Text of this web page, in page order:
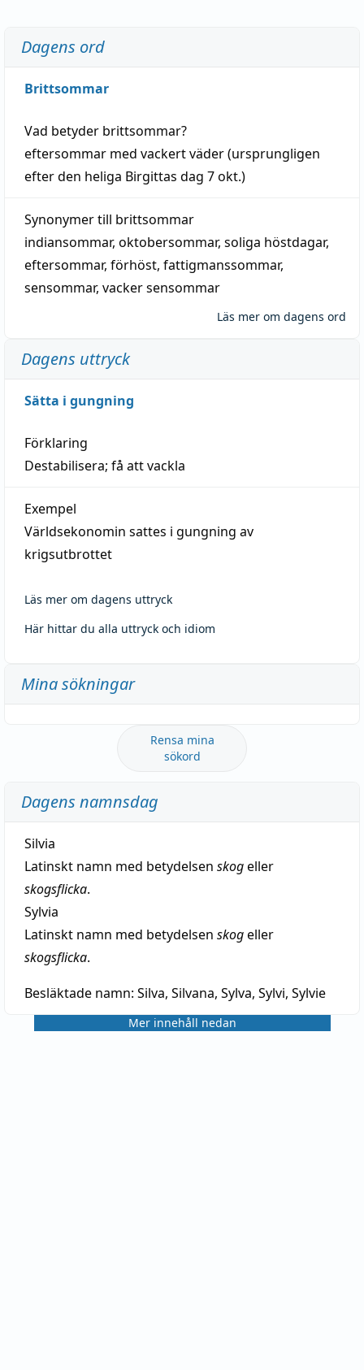
Dagens ord
Brittsommar
Vad betyder brittsommar?
eftersommar med vackertväder(ursprungligen
efter den heliga Birgittas dag 7 okt.)
Synonymer till brittsommar
indiansommar, oktobersommar, soliga höstdagar,
eftersommar, förhöst, fattigmanssommar,
sensommar, vacker sensommar
Läs mer om dagens ord
Dagens uttryck
Sätta i gungning
Förklaring
Destabilisera; få att vackla
Exempel
Världsekonomin sattes i gungning av
krigsutbrottet
Läs mer om dagens uttryck
Här hittar du alla uttryck och idiom
Mina sökningar
Rensa mina
sökord
Dagens namnsdag
Silvia
Latinskt namn med betydelsen skogeller
skogsflicka.
Sylvia
Latinskt namn med betydelsen skogeller
skogsflicka.
Besläktade namn: Silva, Silvana, Sylva, Sylvi, Sylvie
Mer innehåll nedan